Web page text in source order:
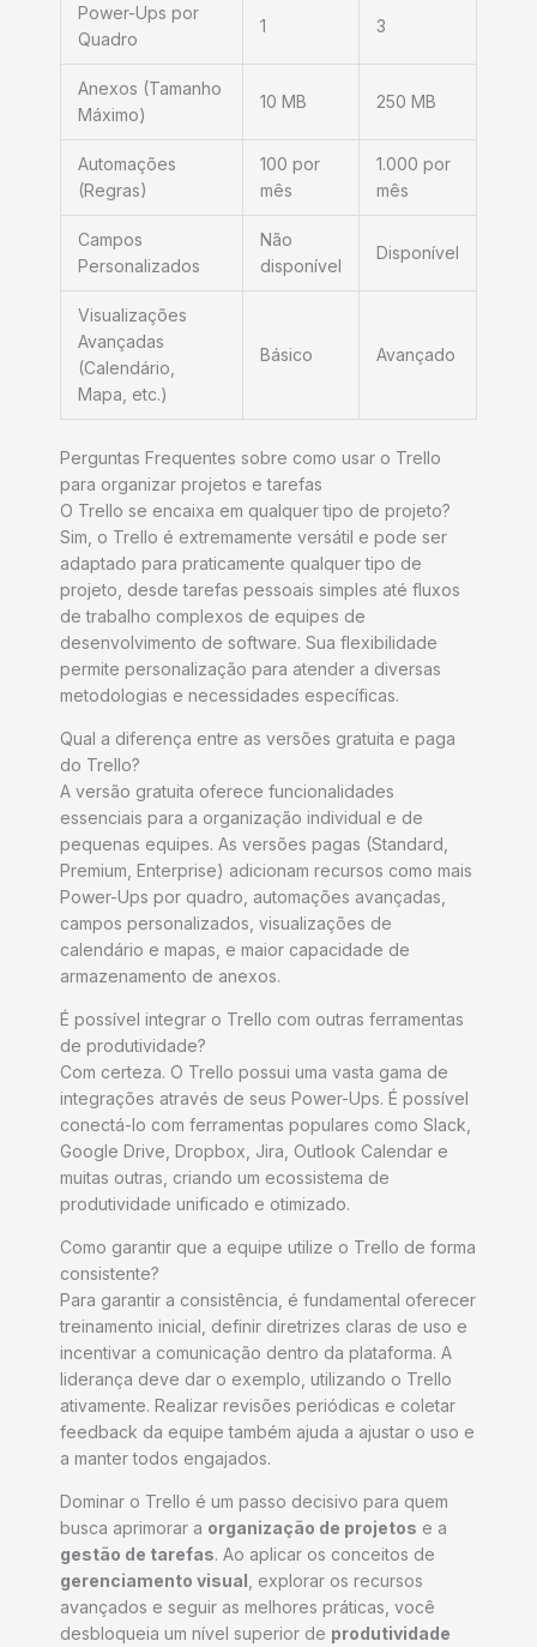
Power-Ups por
Quadro
1 3
Anexos (Tamanho
Máximo)
10 MB 250 MB
Automações
(Regras)
100 por
mês
1.000 por
mês
Campos
Personalizados
Não
disponível
Disponível
Visualizações
Avançadas
(Calendário,
Mapa, etc.)
Básico Avançado
Perguntas Frequentes sobre como usar o Trello
para organizar projetos e tarefas
O Trello se encaixa em qualquer tipo de projeto?
Sim, o Trello é extremamente versátil e pode ser
adaptado para praticamente qualquer tipo de
projeto, desde tarefas pessoais simples até fluxos
de trabalho complexos de equipes de
desenvolvimento de software. Sua flexibilidade
permite personalização para atender a diversas
metodologias e necessidades específicas.
Qual a diferença entre as versões gratuita e paga
do Trello?
A versão gratuita oferece funcionalidades
essenciais para a organização individual e de
pequenas equipes. As versões pagas (Standard,
Premium, Enterprise) adicionam recursos como mais
Power-Ups por quadro, automações avançadas,
campos personalizados, visualizações de
calendário e mapas, e maior capacidade de
armazenamento de anexos.
É possível integrar o Trello com outras ferramentas
de produtividade?
Com certeza. O Trello possui uma vasta gama de
integrações através de seus Power-Ups. É possível
conectá-lo com ferramentas populares como Slack,
Google Drive, Dropbox, Jira, Outlook Calendar e
muitas outras, criando um ecossistema de
produtividade unificado e otimizado.
Como garantir que a equipe utilize o Trello de forma
consistente?
Para garantir a consistência, é fundamental oferecer
treinamento inicial, definir diretrizes claras de uso e
incentivar a comunicação dentro da plataforma. A
liderança deve dar o exemplo, utilizando o Trello
ativamente. Realizar revisões periódicas e coletar
feedback da equipe também ajuda a ajustar o uso e
a manter todos engajados.
Dominar o Trello é um passo decisivo para quem
busca aprimorar a organização de projetos e a
gestão de tarefas. Ao aplicar os conceitos de
gerenciamento visual , explorar os recursos
avançados e seguir as melhores práticas, você
desbloqueia um nível superior de produtividade